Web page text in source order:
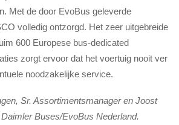
Met de door EvoBus geleverde
volledig ontzorgd. Het zeer uitgebreide
600 Europese bus-dedicated
zorgt ervoor dat het voertuig nooit ver
noodzakelijke service.
Sr. Assortimentsmanager en Joost
Buses/EvoBus Nederland.